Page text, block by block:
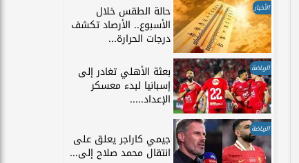
الأخبار حالة الطقس خلال
الأسبوع.. الأرصاد تكشف
درجات الحرارة...
الرياضة بعثة الأهلي تغادر إلى
إسبانيا لبدء معسكر
الإعداد.....
الرياضة
جيمي كاراجر يعلق على
انتقال محمد صلاح إلى...